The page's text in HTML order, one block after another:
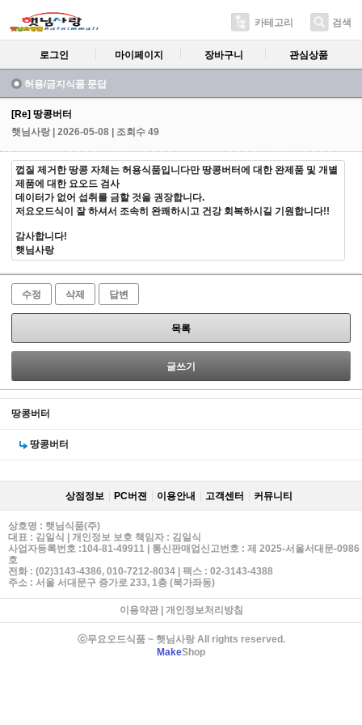
카테고리 검색
로그인 마이페이지 장바구니 관심상품
허용/금지식품 문답
[Re] 땅콩버터
햇님사랑 | 2026-05-08 | 조회수 49
껍질 제거한 땅콩 자체는 허용식품입니다만 땅콩버터에 대한 완제품 및 개별
제품에 대한 요오드 검사
데이터가 없어 섭취를 금할 것을 권장합니다.
저요오드식이 잘 하셔서 조속히 완쾌하시고 건강 회복하시길 기원합니다!!
감사합니다!
햇님사랑
수정 삭제 답변
목록
글쓰기
땅콩버터
땅콩버터
상점정보 PC버젼 이용안내 고객센터 커뮤니티
상호명 : 햇님식품(주)
대표 : 김일식 | 개인정보 보호 책임자 : 김일식
사업자등록번호 :104-81-49911 | 통신판매업신고번호 : 제 2025-서울서대문-0986
호
전화 : (02)3143-4386, 010-7212-8034 | 팩스 : 02-3143-4388
주소 : 서울 서대문구 증가로 233, 1층 (북가좌동)
이용약관| 개인정보처리방침
ⓒ무요오드식품 ~ 햇님사랑 All rights reserved.
MakeShop